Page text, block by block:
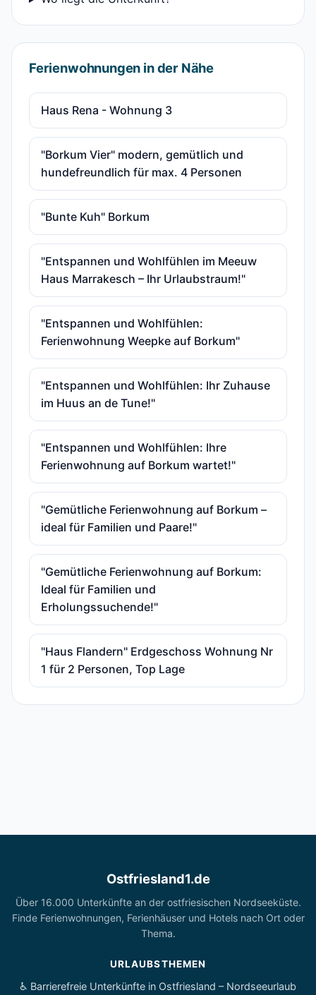
Ferienwohnungen in der Nähe
Haus Rena - Wohnung 3
"Borkum Vier" modern, gemütlich und
hundefreundlich für max. 4 Personen
"Bunte Kuh" Borkum
"Entspannen und Wohlfühlen im Meeuw
Haus Marrakesch – Ihr Urlaubstraum!"
"Entspannen und Wohlfühlen:
Ferienwohnung Weepke auf Borkum"
"Entspannen und Wohlfühlen: Ihr Zuhause
im Huus an de Tune!"
"Entspannen und Wohlfühlen: Ihre
Ferienwohnung auf Borkum wartet!"
"Gemütliche Ferienwohnung auf Borkum –
ideal für Familien und Paare!"
"Gemütliche Ferienwohnung auf Borkum:
Ideal für Familien und
Erholungssuchende!"
"Haus Flandern" Erdgeschoss Wohnung Nr
1 für 2 Personen, Top Lage
Ostfriesland1.de
Über 16.000 Unterkünfte an der ostfriesischen Nordseeküste.
Finde Ferienwohnungen, Ferienhäuser und Hotels nach Ort oder
Thema.
URLAUBSTHEMEN
♿ Barrierefreie Unterkünfte in Ostfriesland – Nordseeurlaub